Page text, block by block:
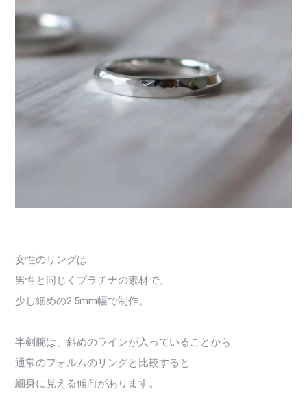
女性のリングは
男性と同じくプラチナの素材で、
少し細めの2.5mm幅で制作。
半剣腕は、斜めのラインが入っていることから
通常のフォルムのリングと比較すると
細身に見える傾向があります。